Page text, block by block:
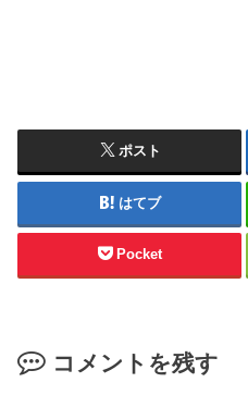
ポスト
はてブ
Pocket
コメントを残す